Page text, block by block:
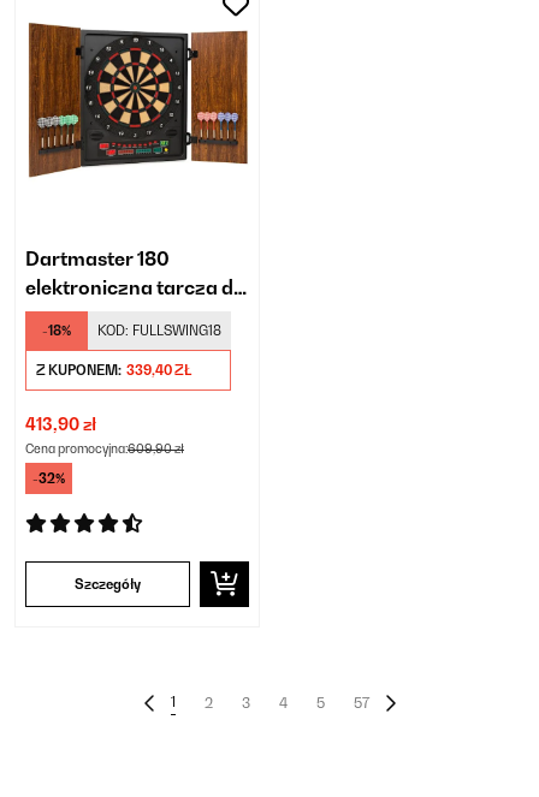
Dartmaster 180
elektroniczna tarcza do
darta z drzwiczkami
-18% KOD: FULLSWING18
Z KUPONEM: 339,40 ZŁ
413,90 zł
Cena promocyjna:609,90 zł
-32%
Szczegóły
1 2 3 4 5 57